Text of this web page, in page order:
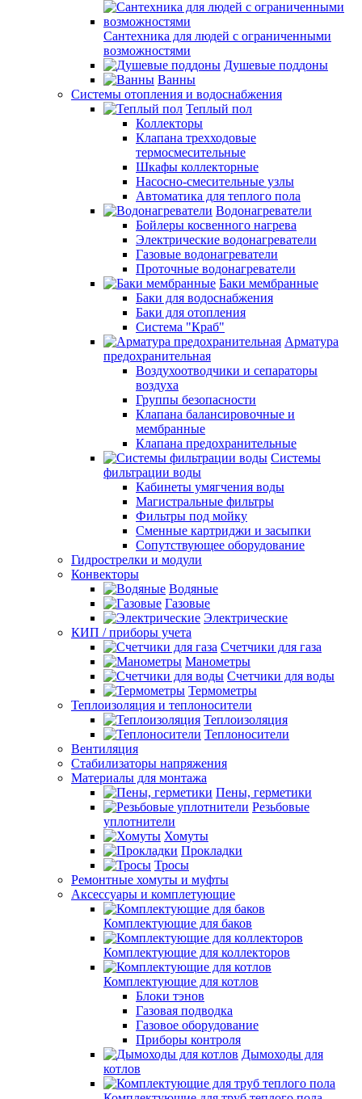
Сантехника для людей с ограниченными
возможностями
Душевые поддоны
Ванны
Системы отопления и водоснабжения
Теплый пол
Коллекторы
Клапана трехходовые
термосмесительные
Шкафы коллекторные
Насосно-смесительные узлы
Автоматика для теплого пола
Водонагреватели
Бойлеры косвенного нагрева
Электрические водонагреватели
Газовые водонагреватели
Проточные водонагреватели
Баки мембранные
Баки для водоснабжения
Баки для отопления
Система "Краб"
Арматура
предохранительная
Воздухоотводчики и сепараторы
воздуха
Группы безопасности
Клапана балансировочные и
мембранные
Клапана предохранительные
Системы
фильтрации воды
Кабинеты умягчения воды
Магистральные фильтры
Фильтры под мойку
Сменные картриджи и засыпки
Сопутствующее оборудование
Гидрострелки и модули
Конвекторы
Водяные
Газовые
Электрические
КИП / приборы учета
Счетчики для газа
Манометры
Счетчики для воды
Термометры
Теплоизоляция и теплоносители
Теплоизоляция
Теплоносители
Вентиляция
Стабилизаторы напряжения
Материалы для монтажа
Пены, герметики
Резьбовые
уплотнители
Хомуты
Прокладки
Тросы
Ремонтные хомуты и муфты
Аксессуары и комплетующие
Комплектующие для баков
Комплектующие для коллекторов
Комплектующие для котлов
Блоки тэнов
Газовая подводка
Газовое оборудование
Приборы контроля
Дымоходы для
котлов